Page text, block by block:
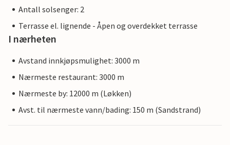
Antall solsenger: 2
Terrasse el. lignende - Åpen og overdekket terrasse
I nærheten
Avstand innkjøpsmulighet: 3000 m
Nærmeste restaurant: 3000 m
Nærmeste by: 12000 m (Løkken)
Avst. til nærmeste vann/bading: 150 m (Sandstrand)